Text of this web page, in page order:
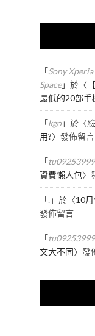
「Sony
Space」於〈
最低的20部手
「kgo」於〈
用?〉發佈留言
「
資費懶人包〉
「.」於〈10
發佈留言
「
文大不同〉發